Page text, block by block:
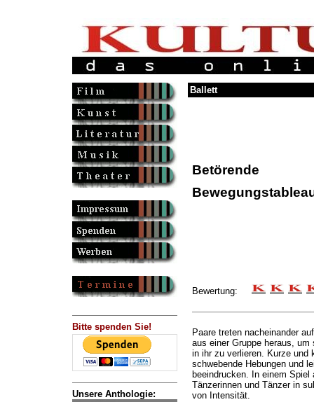
Bitte spenden Sie!
Unsere Anthologie:
Ballett
Betörende
Bewertung:
Paare treten nacheinander
aus einer Gruppe heraus,
in ihr zu verlieren. Kurze und
schwebende Hebungen und
beeindrucken. In einem
Tänzerinnen und Tänzer in
von Intensität.